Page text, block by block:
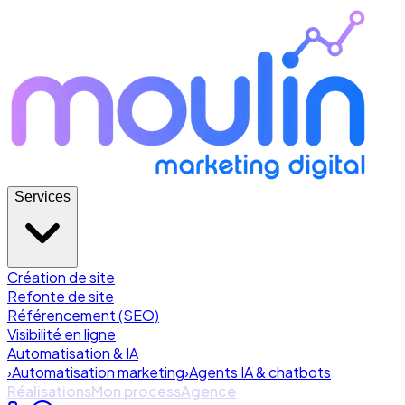
Services
Création de site
Refonte de site
Référencement (SEO)
Visibilité en ligne
Automatisation & IA
›Automatisation marketing›Agents IA & chatbots
RéalisationsMon processAgence